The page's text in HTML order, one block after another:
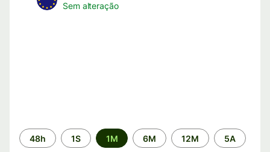
Sem alteração
Período
de
48h 1S 1M 6M 12M 5A